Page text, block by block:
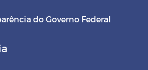
do Governo Federal